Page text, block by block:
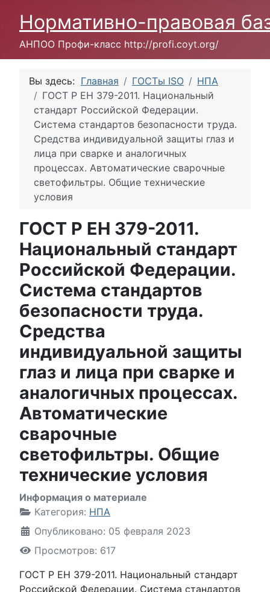
Нормативно-правовая
АНПОО Профи-класс http://profi.coyt.org/
Вы здесь: Главная ГОСТы ISO
НПА
ГОСТ Р ЕН 379-2011. Национальный
стандарт Российской Федерации.
Система стандартов безопасности труда.
Средства индивидуальной защиты глаз и
лица при сварке и аналогичных
процессах. Автоматические сварочные
светофильтры. Общие технические
условия
ГОСТ Р ЕН 379-2011.
Национальный стандарт
Российской Федерации.
Система стандартов
безопасности труда.
Средства
индивидуальной защиты
глаз и лица при сварке и
аналогичных процессах.
Автоматические
сварочные
светофильтры. Общие
технические условия
Информация о материале
Категория: НПА
Опубликовано: 05 февраля 2023
Просмотров: 617
ГОСТ Р ЕН 379-2011. Национальный стандарт
Российской Федерации. Система стандартов